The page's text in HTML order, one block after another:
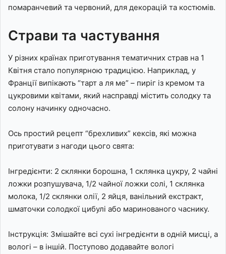
помаранчевий та червоний, для декорацій та костюмів.
Страви та частування
У різних країнах приготування тематичних страв на 1
Квітня стало популярною традицією. Наприклад, у
Франції випікають “тарт а ля ме” – пиріг із кремом та
цукровими квітами, який насправді містить солодку та
солону начинку одночасно.
Ось простий рецепт “брехливих” кексів, які можна
приготувати з нагоди цього свята:
Інгредієнти: 2 склянки борошна, 1 склянка цукру, 2 чайні
ложки розпушувача, 1/2 чайної ложки солі, 1 склянка
молока, 1/2 склянки олії, 2 яйця, ванільний екстракт,
шматочки солодкої цибулі або маринованого часнику.
Інструкція: Змішайте всі сухі інгредієнти в одній мисці, а
вологі – в іншій. Поступово додавайте вологі